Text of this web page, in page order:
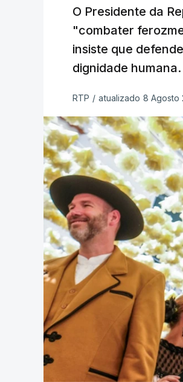
O Presidente da
"combater
insiste que
dignidade humana.
RTP / atualizado 8 Agosto